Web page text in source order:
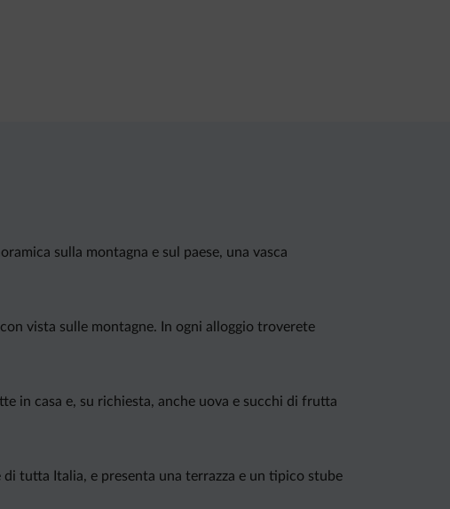
sulla montagna e sul paese, una vasca
vista sulle montagne. In ogni alloggio troverete
in casa e, su richiesta, anche uova e succhi di frutta
tutta Italia, e presenta una terrazza e un tipico stube